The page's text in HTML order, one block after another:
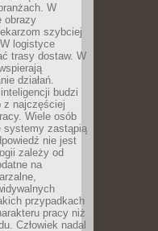
W
obrazy
szybciej
logistyce
trasy dostaw. W
działań.
budzi
z najczęściej
Wiele osób
systemy zastąpią
nie jest
zależy od
na
przypadkach
pracy niż
Człowiek nadal